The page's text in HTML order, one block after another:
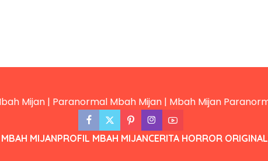
MIJANPROFIL MBAH MIJANCERITA HORROR ORIGINAL